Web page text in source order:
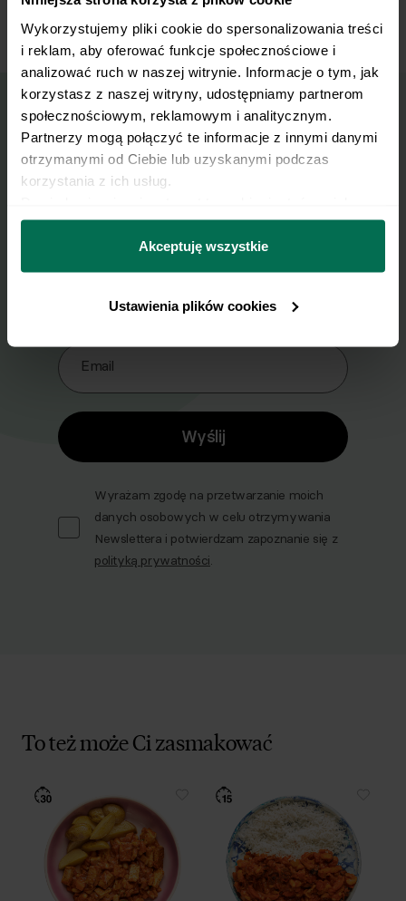
Wykorzystujemy pliki cookie do spersonalizowania treści
i reklam, aby oferować funkcje społecznościowe i
analizować ruch w naszej witrynie. Informacje o tym, jak
korzystasz z naszej witryny, udostępniamy partnerom
społecznościowym, reklamowym i analitycznym.
Partnerzy mogą połączyć te informacje z innymi danymi
otrzymanymi od Ciebie lub uzyskanymi podczas
korzystania z ich usług.
można się z nami skontaktować i w jaki sposób
przetwarzamy dane osobowe w ramach
prywatności.
Akceptuję wszystkie
Ustawienia plików cookies
podajemy z pieczywem.
Wyślij przepis na e-mail
Nasze najlepsze przepisy, prosto na Twoja
Zapisz się do naszego Newslettera
Email
Wyślij
Wyrażam zgodę na przetwarzanie moich
danych osobowych w celu otrzymywania
Newslettera i potwierdzam zapoznanie się z
polityką prywatności.
To też może Ci zasmakować